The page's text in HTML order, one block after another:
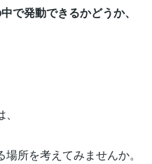
で発動できるかどうか、
所を考えてみませんか。